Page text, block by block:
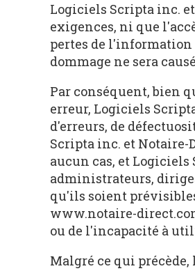
Logiciels Scripta inc.
exigences, ni que
pertes de
dommage ne sera
Par conséquent, bien
erreur, Logiciels
d'erreurs, de
Scripta inc. et
aucun cas, et
administrateurs,
qu'ils soient
www.notaire-
ou de l'incapacité à
Malgré ce qui